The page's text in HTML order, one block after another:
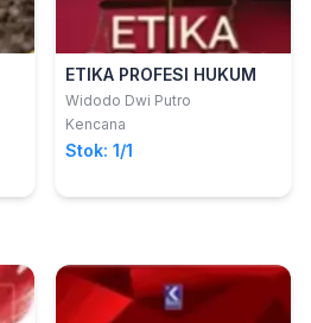
ETIKA PROFESI HUKUM
Widodo Dwi Putro
Kencana
Stok: 1/1